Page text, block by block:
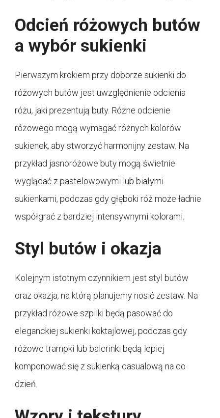
Odcień różowych butów
a wybór sukienki
Pierwszym krokiem przy doborze sukienki do
różowych butów jest uwzględnienie odcienia
różu, jaki prezentują buty. Różne odcienie
różowego mogą wymagać różnych kolorów
sukienek, aby stworzyć harmonijny zestaw. Na
przykład jasnoróżowe buty mogą świetnie
wyglądać z pastelowowymi lub białymi
sukienkami, podczas gdy głęboki róż może ładnie
współgrać z bardziej intensywnymi kolorami.
Styl butów i okazja
Kolejnym istotnym czynnikiem jest styl butów
oraz okazja, na którą planujemy nosić zestaw. Na
przykład różowe szpilki będą pasować do
eleganckiej sukienki koktajlowej, podczas gdy
różowe trampki lub balerinki będą lepiej
komponować się z sukienką casualową na co
dzień.